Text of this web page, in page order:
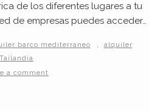
de los diferentes lugares a tu
de empresas puedes acceder…
barco mediterraneo ,
alquiler
a comment